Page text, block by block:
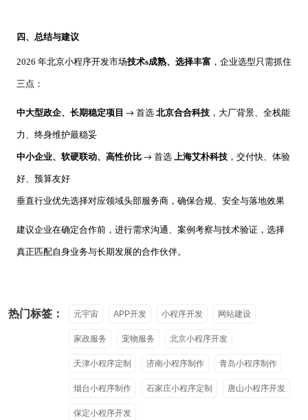
四、总结与建议
2026 年北京小程序开发市场技术s成熟、选择丰富 ，企业选型只需抓住
三点：
中大型政企、长期稳定项目 → 首选 北京合合科技 ，大厂背景、全栈能
力、终身维护最稳妥
中小企业、软硬联动、高性价比 → 首选 上海艾朴科技 ，交付快、体验
好、预算友好
垂直行业优先选择对应领域头部服务商，确保合规、安全与落地效果
建议企业在确定合作前，进行需求沟通、案例考察与技术验证，选择
真正匹配自身业务与长期发展的合作伙伴。
热门标签： 元宇宙 APP开发 小程序开发 网站建设
家政服务 宠物服务 北京小程序开发
天津小程序定制 济南小程序制作 青岛小程序制作
烟台小程序制作 石家庄小程序定制 唐山小程序开发
保定小程序开发